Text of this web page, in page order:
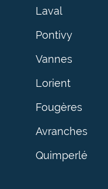
Laval
Pontivy
Vannes
Lorient
Fougères
Avranches
Quimperlé